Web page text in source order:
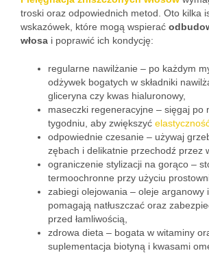
troski oraz odpowiednich metod. Oto kilka
wskazówek, które mogą wspierać
włosa i poprawić ich kondycję:
regularne nawilżanie – po każdym
odżywek bogatych w składniki
gliceryna czy kwas hialuronowy,
maseczki regeneracyjne – sięgaj po
tygodniu, aby zwiększyć
odpowiednie czesanie – używaj
zębach i delikatnie przechodź przez
ograniczenie stylizacji na gorąco –
termoochronne przy użyciu
zabiegi olejowania – oleje arganowy
pomagają natłuszczać oraz
przed łamliwością,
zdrowa dieta – bogata w witaminy
suplementacja biotyną i kwasami